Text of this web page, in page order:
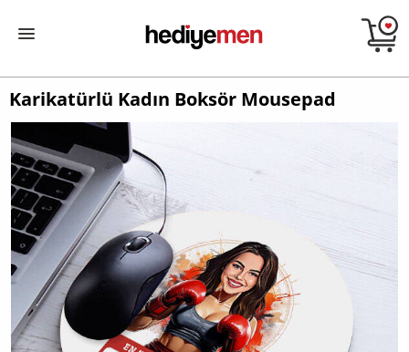
Karikatürlü Kadın Boksör Mousepad